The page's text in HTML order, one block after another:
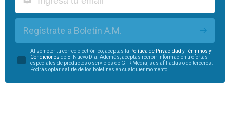
Regístrate a Boletín A.M.
Al someter tu correo electrónico, aceptas la Política de Privacidad yTérminos y
Condiciones de El Nuevo Día. Además, aceptas recibir información u ofertas
especiales de productos o servicios de GFR Media, sus afiliadas o de terceros.
Podrás optar salirte de los boletines en cualquier momento.